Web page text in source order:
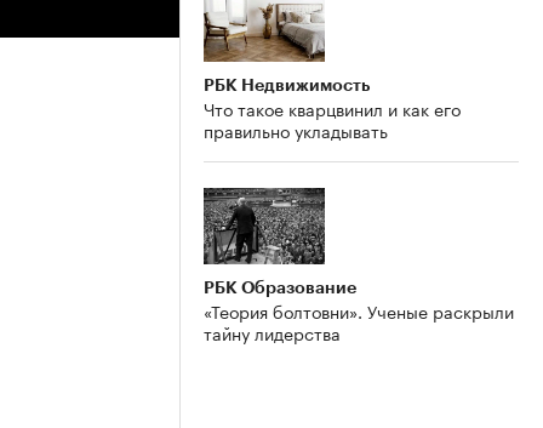
РБК Недвижимость
Что такое кварцвинил и как его
правильно укладывать
РБК Образование
«Теория болтовни». Ученые раскрыли
тайну лидерства